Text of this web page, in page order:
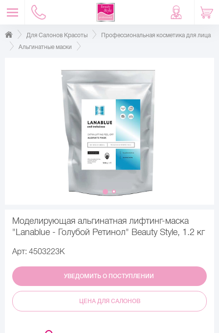
Для Салонов Красоты
Профессиональная косметика для лица
Альгинатные маски
Моделирующая альгинатная лифтинг-маска
"Lanablue - Голубой Ретинол" Beauty Stylе, 1.2 кг
Арт: 4503223K
УВЕДОМИТЬ О ПОСТУПЛЕНИИ
ЦЕНА ДЛЯ САЛОНОВ